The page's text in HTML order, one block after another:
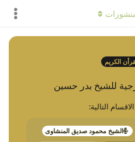
الكريم
للشيخ بدر حسين
التالية:
الشيخ محمود صديق المنشاوى